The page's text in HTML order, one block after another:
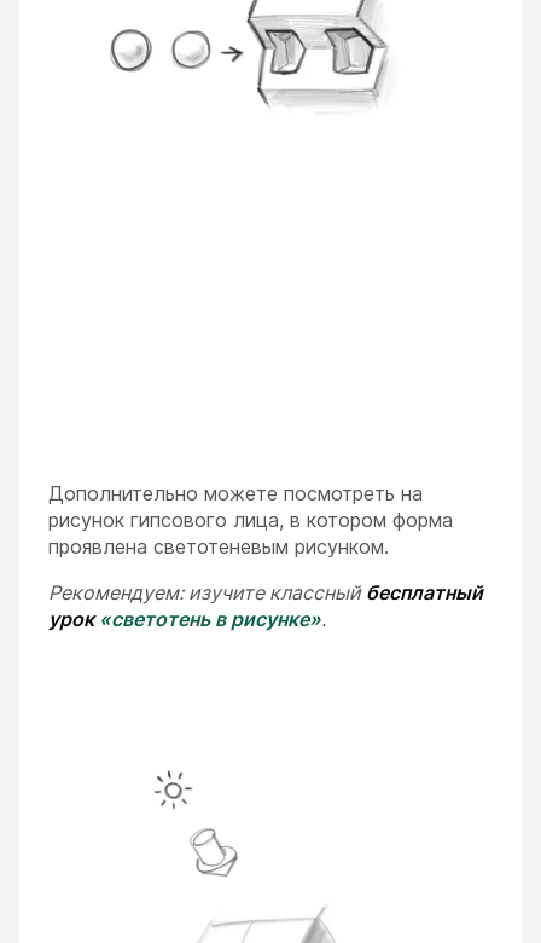
Дополнительно можете посмотреть на
рисунок гипсового лица, в котором форма
проявлена светотеневым рисунком.
Рекомендуем: изучите классный бесплатный
урок «светотень в рисунке».